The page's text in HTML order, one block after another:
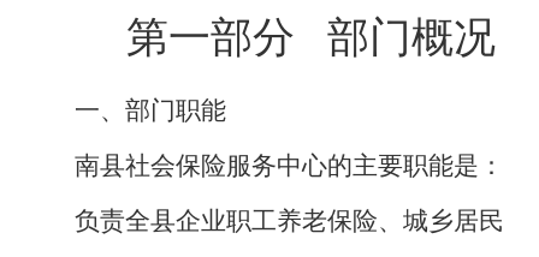
第一部分 部门概况
一、部门职能
南县社会保险服务中心的主要职能是 ：
负责全县企业职工养老保险、城乡居民